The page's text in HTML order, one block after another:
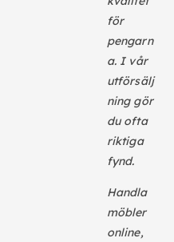
för
pengarn
a. I vår
utförsälj
ning gör
du ofta
riktiga
fynd.
Handla
möbler
online,